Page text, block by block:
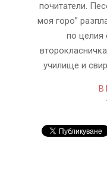
почитатели.
моя горо”
по целия
училище и